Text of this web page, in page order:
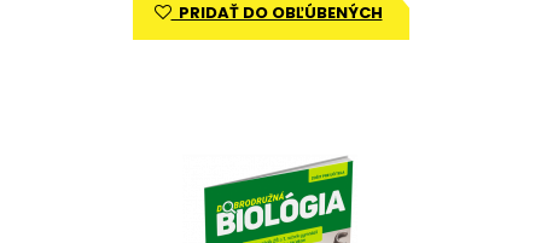
PRIDAŤ DO OBĽÚBENÝCH